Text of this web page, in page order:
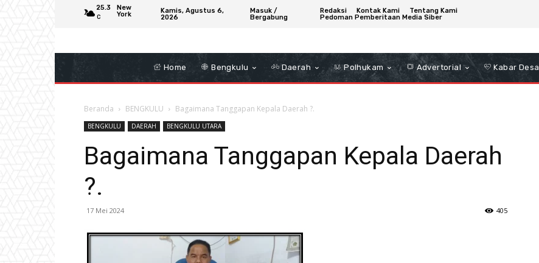
25.3
C
New
York
Kamis, Agustus 6,
2026
Masuk /
Bergabung
Redaksi Kontak Kami
Tentang Kami
Pedoman Pemberitaan Media Siber
Home Bengkulu Daerah Polhukam Advertorial Kabar Desa
Beranda BENGKULU Bagaimana Tanggapan Kepala Daerah ?.
BENGKULU DAERAH BENGKULU UTARA
Bagaimana Tanggapan Kepala Daerah
?.
17 Mei 2024 405